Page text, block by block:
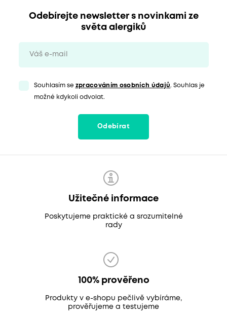
Odebírejte newsletter s novinkami ze
světa alergiků
Souhlasím se zpracováním osobních údajů. Souhlas je
možné kdykoli odvolat.
Odebírat
Užitečné informace
Poskytujeme praktické a srozumitelné
rady
100% prověřeno
Produkty v e-shopu pečlivě vybíráme,
prověřujeme a testujeme